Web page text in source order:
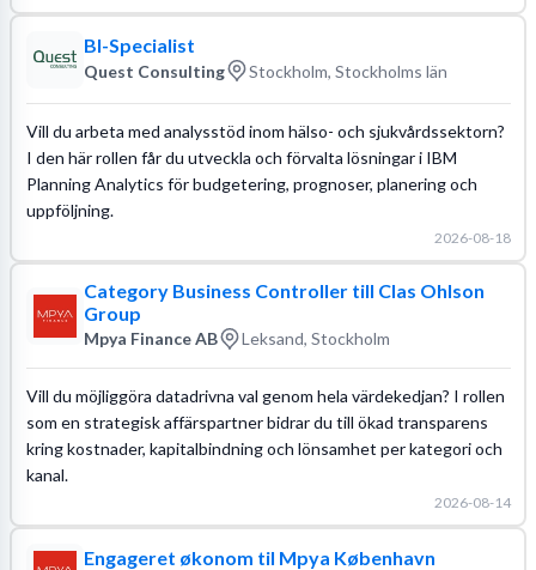
BI-Specialist
Quest Consulting Stockholm, Stockholms län
Vill du arbeta med analysstöd inom hälso- och sjukvårdssektorn?
I den här rollen får du utveckla och förvalta lösningar i IBM
Planning Analytics för budgetering, prognoser, planering och
uppföljning.
2026-08-18
Category Business Controller till Clas Ohlson
Group
Mpya Finance AB Leksand, Stockholm
Vill du möjliggöra datadrivna val genom hela värdekedjan? I rollen
som en strategisk affärspartner bidrar du till ökad transparens
kring kostnader, kapitalbindning och lönsamhet per kategori och
kanal.
2026-08-14
Engageret økonom til Mpya København